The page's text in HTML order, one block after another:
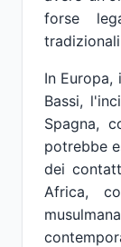
forse
In Europa,
Bassi,
Spagna,
potrebbe
dei
Africa,